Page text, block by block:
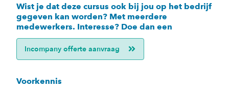
Wist je dat deze cursus ook bij jou op het bedrijf
gegeven kan worden? Met meerdere
medewerkers. Interesse? Doe dan een
Incompany offerte aanvraag
Voorkennis